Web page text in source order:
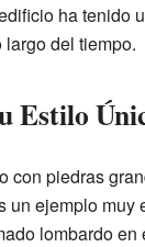
ha tenido
del tiempo.
Estilo
con piedras
un ejemplo muy
lombardo en